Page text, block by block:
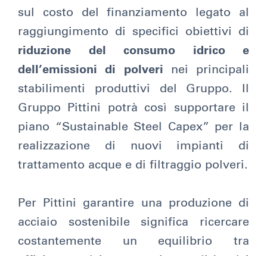
sul costo del finanziamento legato al
raggiungimento di specifici obiettivi di
riduzione del consumo idrico e
dell’emissioni di polveri nei principali
stabilimenti produttivi del Gruppo. Il
Gruppo Pittini potrà così supportare il
piano “Sustainable Steel Capex” per la
realizzazione di nuovi impianti di
trattamento acque e di filtraggio polveri.
Per Pittini garantire una produzione di
acciaio sostenibile significa ricercare
costantemente un equilibrio tra